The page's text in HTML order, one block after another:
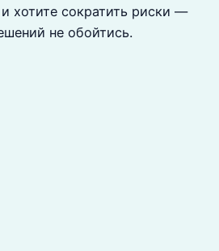
хотите сократить риски —
не обойтись.